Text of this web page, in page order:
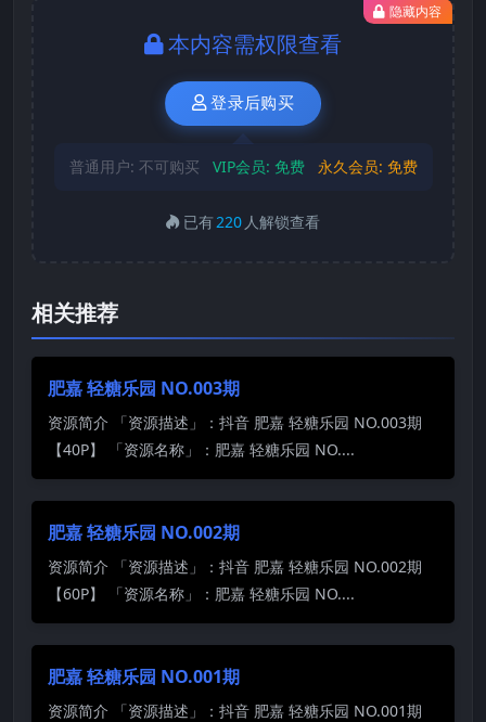
隐藏内容
本内容需权限查看
登录后购买
普通用户: 不可购买 VIP会员: 免费 永久会员: 免费
已有220 人解锁查看
相关推荐
肥嘉 轻糖乐园 NO.003期
资源简介 「资源描述」：抖音 肥嘉 轻糖乐园 NO.003期
【40P】 「资源名称」：肥嘉 轻糖乐园 NO....
肥嘉 轻糖乐园 NO.002期
资源简介 「资源描述」：抖音 肥嘉 轻糖乐园 NO.002期
【60P】 「资源名称」：肥嘉 轻糖乐园 NO....
肥嘉 轻糖乐园 NO.001期
资源简介 「资源描述」：抖音 肥嘉 轻糖乐园 NO.001期